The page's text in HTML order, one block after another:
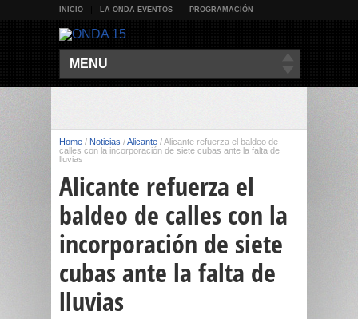
INICIO LA ONDA EVENTOS PROGRAMACIÓN
MENU
Home / Noticias /Alicante /Alicante refuerza el baldeo de
calles con la incorporación de siete cubas ante la falta de
lluvias
Alicante refuerza el
baldeo de calles con la
incorporación de siete
cubas ante la falta de
lluvias